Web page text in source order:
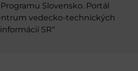
Slovensko. Portál
vedecko-technických
informácií SR“